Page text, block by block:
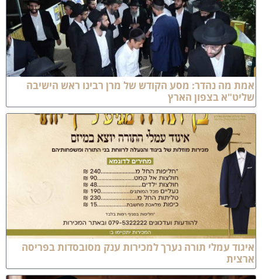
מה נהדר: מסע הקודש של מרן רבינו ראש הישיבה
בצפון הארץ
עמלי תורה נערך למכירות ענק מסובסדות בפריסה